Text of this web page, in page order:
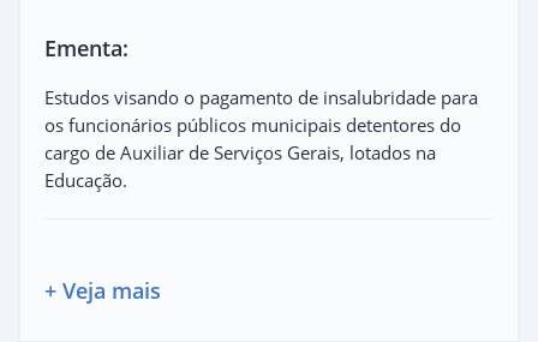
Ementa:
Estudos visando o pagamento de insalubridade para
os funcionários públicos municipais detentores do
cargo de Auxiliar de Serviços Gerais, lotados na
Educação.
+ Veja mais